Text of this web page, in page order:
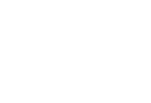
contrat d'achat,
et fiscale